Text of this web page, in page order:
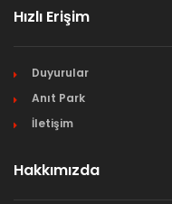
Hızlı Erişim
Duyurular
Anıt Park
İletişim
Hakkımızda